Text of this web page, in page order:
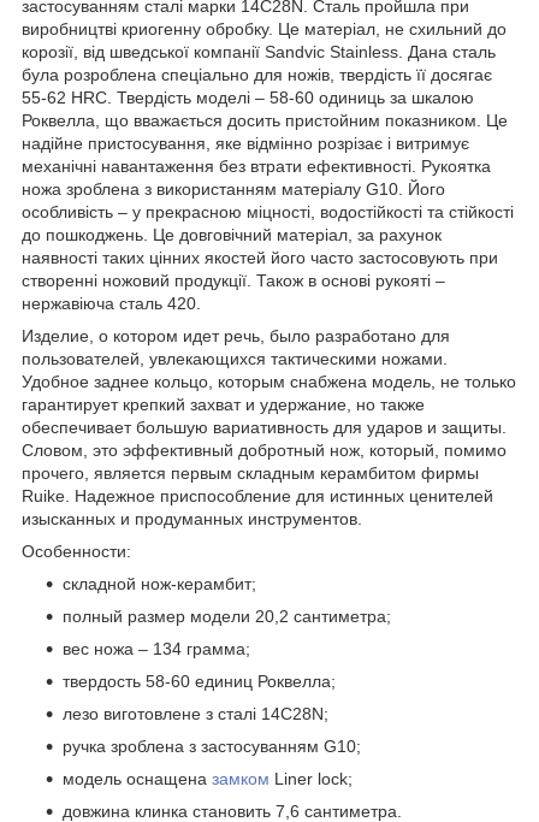
застосуванням сталі марки 14C28N. Сталь пройшла при
виробництві криогенну обробку. Це матеріал, не схильний до
корозії, від шведської компанії Sandvic Stainless. Дана сталь
була розроблена спеціально для ножів, твердість її досягає
55-62 HRC. Твердість моделі – 58-60 одиниць за шкалою
Роквелла, що вважається досить пристойним показником. Це
надійне пристосування, яке відмінно розрізає і витримує
механічні навантаження без втрати ефективності. Рукоятка
ножа зроблена з використанням матеріалу G10. Його
особливість – у прекрасною міцності, водостійкості та стійкості
до пошкоджень. Це довговічний матеріал, за рахунок
наявності таких цінних якостей його часто застосовують при
створенні ножовий продукції. Також в основі рукояті –
нержавіюча сталь 420.
Изделие, о котором идет речь, было разработано для
пользователей, увлекающихся тактическими ножами.
Удобное заднее кольцо, которым снабжена модель, не только
гарантирует крепкий захват и удержание, но также
обеспечивает большую вариативность для ударов и защиты.
Словом, это эффективный добротный нож, который, помимо
прочего, является первым складным керамбитом фирмы
Ruike. Надежное приспособление для истинных ценителей
изысканных и продуманных инструментов.
Особенности:
складной нож-керамбит;
полный размер модели 20,2 сантиметра;
вес ножа – 134 грамма;
твердость 58-60 единиц Роквелла;
лезо виготовлене з сталі 14C28N;
ручка зроблена з застосуванням G10;
модель оснащена замком Liner lock;
довжина клинка становить 7,6 сантиметра.